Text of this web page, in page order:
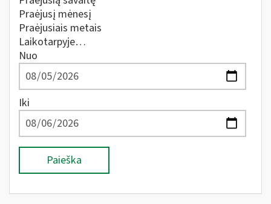
Praėjusį mėnesį
Praėjusiais metais
Laikotarpyje…
Nuo
Iki
Paieška